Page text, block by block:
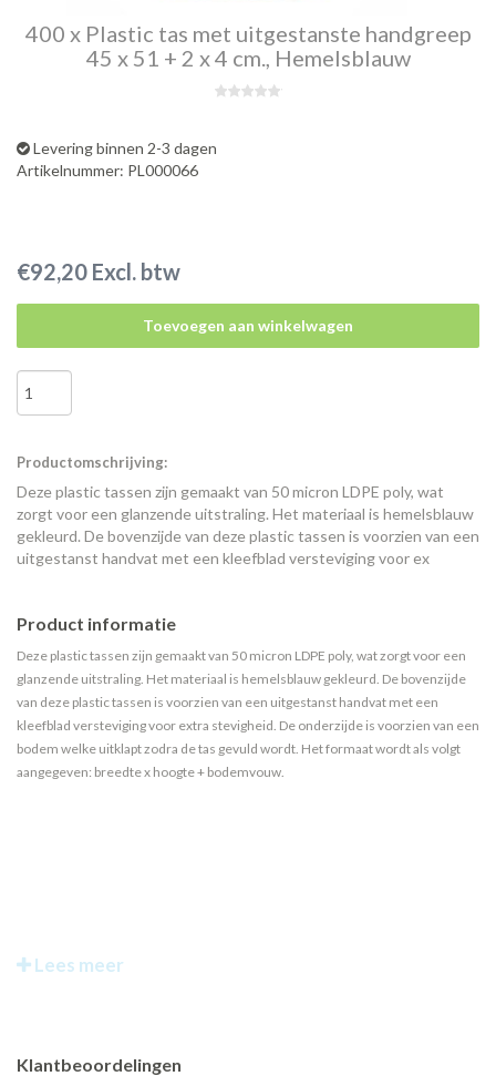
400 x Plastic tas met uitgestanste handgreep
45 x 51 + 2 x 4 cm., Hemelsblauw
Levering binnen 2-3 dagen
Artikelnummer: PL000066
€92,20 Excl. btw
Toevoegen aan winkelwagen
Productomschrijving:
Deze plastic tassen zijn gemaakt van 50 micron LDPE poly, wat
zorgt voor een glanzende uitstraling. Het materiaal is hemelsblauw
gekleurd. De bovenzijde van deze plastic tassen is voorzien van een
uitgestanst handvat met een kleefblad versteviging voor ex
Product informatie
Deze plastic tassen zijn gemaakt van 50 micron LDPE poly, wat zorgt voor een
glanzende uitstraling. Het materiaal is hemelsblauw gekleurd. De bovenzijde
van deze plastic tassen is voorzien van een uitgestanst handvat met een
kleefblad versteviging voor extra stevigheid. De onderzijde is voorzien van een
bodem welke uitklapt zodra de tas gevuld wordt. Het formaat wordt als volgt
aangegeven: breedte x hoogte + bodemvouw.
Lees meer
Klantbeoordelingen